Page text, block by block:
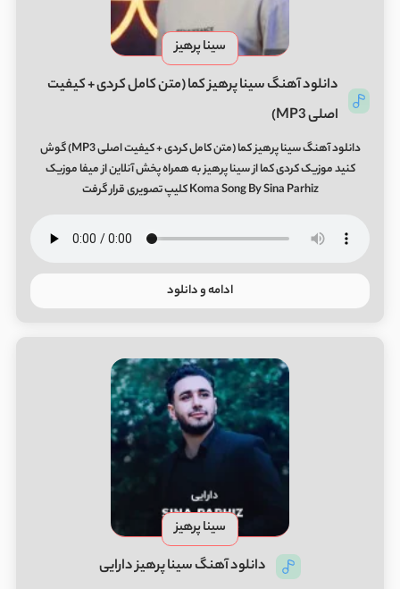
سینا پرهیز
دانلود آهنگ سینا پرهیز کما (متن کامل کردی + کیفیت
اصلی MP3)
دانلود آهنگ سینا پرهیز کما (متن کامل کردی + کیفیت اصلی MP3) گوش
کنید موزیک کردی کما از سینا پرهیز به همراه پخش آنلاین از میفا موزیک
Koma Song By Sina Parhiz کلیپ تصویری قرار گرفت
ادامه و دانلود
سینا پرهیز
دانلود آهنگ سینا پرهیز دارایی